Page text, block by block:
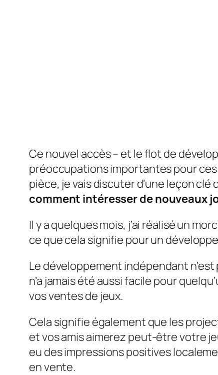
Ce nouvel accès – et le flot de
préoccupations importantes pour
pièce, je vais discuter d’une leçon
comment intéresser de nouveaux
Il y a quelques mois, j’ai réalisé un
ce que cela signifie pour un
Le développement indépendant
n’a jamais été aussi facile pour
vos ventes de jeux.
Cela signifie également que les
et vos amis aimerez peut-être votre
eu des impressions positives
en vente.